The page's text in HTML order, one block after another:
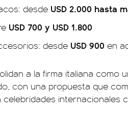
desde USD 2.000 hasta
USD 700 y USD 1.800
desde USD 900 en
a la firma italiana como
con una propuesta que
internacionales